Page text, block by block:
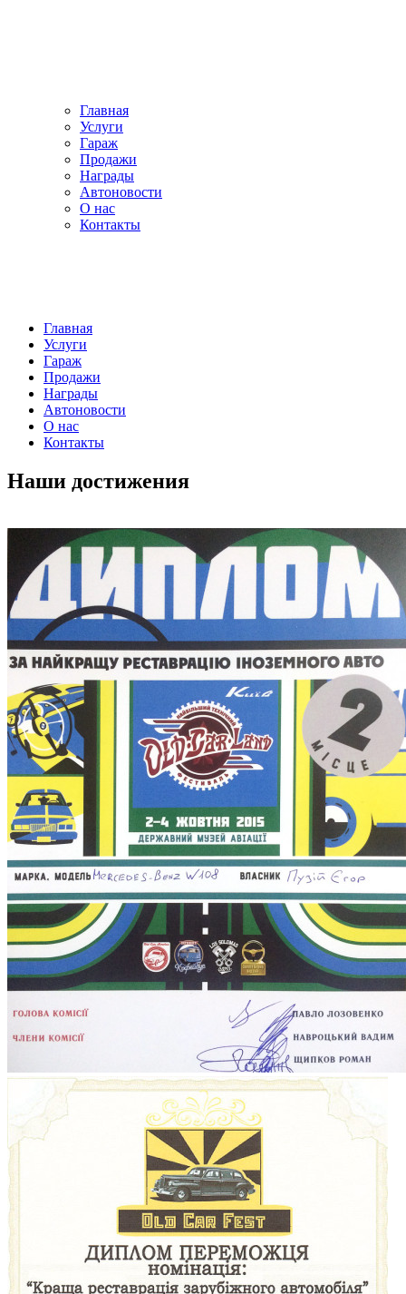
Главная
Услуги
Гараж
Продажи
Награды
Автоновости
О нас
Контакты
Главная
Услуги
Гараж
Продажи
Награды
Автоновости
О нас
Контакты
Наши достижения